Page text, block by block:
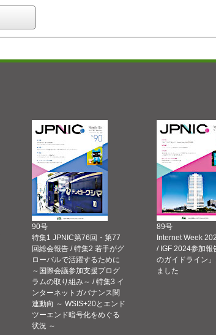
90号
特集1 JPNIC第76回・第77
回総会報告 / 特集2 若手がグ
ローバルで活躍するために
～国際会議参加支援プログ
ラムの取り組み～ / 特集3 イ
ンターネットガバナンス関
連動向 ～ WSIS+20とエンド
ツーエンド暗号化をめぐる
状況 ～
89号
Internet Week
/ IGF 2024参加報
のガイドライン
ました